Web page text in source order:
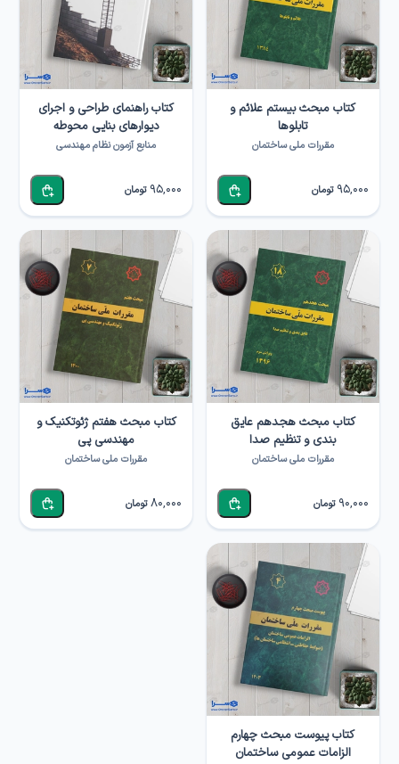
کتاب مبحث بیستم علائم و
تابلوها
مقررات ملی ساختمان
95,000 تومان
کتاب راهنمای طراحی و اجرای
دیوارهای بنایی محوطه
منابع آزمون نظام مهندسی
95,000 تومان
کتاب مبحث هجدهم عایق
بندی و تنظیم صدا
مقررات ملی ساختمان
90,000 تومان
کتاب مبحث هفتم ژئوتکنیک و
مهندسی پی
مقررات ملی ساختمان
80,000 تومان
کتاب پیوست مبحث چهارم
الزامات عمومی ساختمان